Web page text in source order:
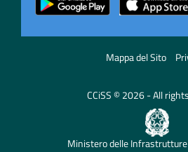
Mappa del Sito
CCiSS © 2026 - All
Ministero delle Infrastrutture